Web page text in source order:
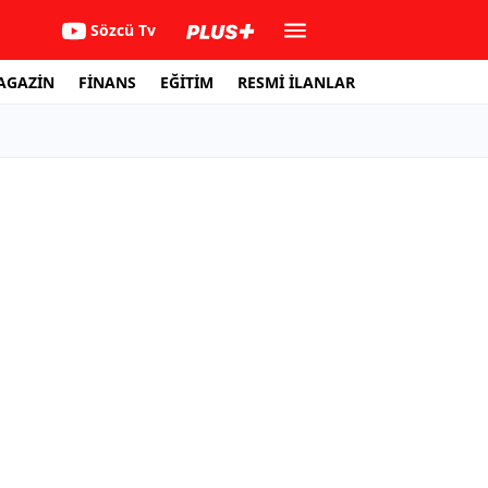
Sözcü Tv
FİNANS EĞİTİM RESMİ İLANLAR